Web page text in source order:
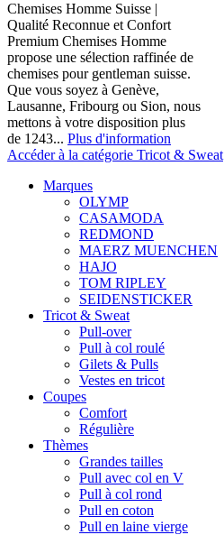
Chemises Homme Suisse |
Qualité Reconnue et Confort
Premium Chemises Homme
propose une sélection raffinée de
chemises pour gentleman suisse.
Que vous soyez à Genève,
Lausanne, Fribourg ou Sion, nous
mettons à votre disposition plus
de 1243... Plus d'information
Accéder à la catégorie Tricot & Sweat
Marques
OLYMP
CASAMODA
REDMOND
MAERZ MUENCHEN
HAJO
TOM RIPLEY
SEIDENSTICKER
Tricot & Sweat
Pull-over
Pull à col roulé
Gilets & Pulls
Vestes en tricot
Coupes
Comfort
Régulière
Thèmes
Grandes tailles
Pull avec col en V
Pull à col rond
Pull en coton
Pull en laine vierge